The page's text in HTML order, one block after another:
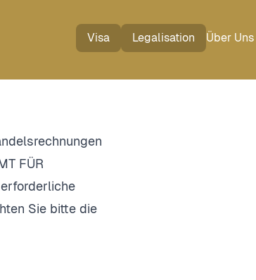
Visa Legalisation Über Uns
FÜR
erforderliche
Sie bitte die